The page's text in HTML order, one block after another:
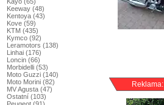
Reklama:
Keeway (48)
Kentoya (43)
Kove (59)
KTM (435)
Kymco (92)
Leramotors (138)
Linhai (176)
Loncin (66)
Morbidelli (53)
Moto Guzzi (140)
Moto Morini (82)
MV Agusta (47)
Ostatní (103)